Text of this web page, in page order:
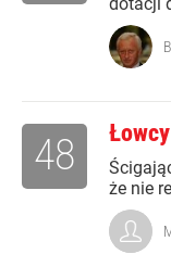
że nie
48